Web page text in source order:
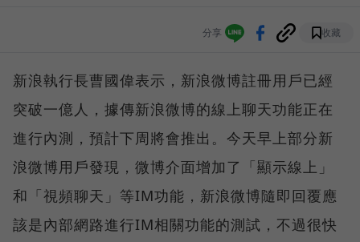
分享 收藏
新浪執行長曹國偉表示，新浪微博註冊用戶已經
突破一億人，據傳新浪微博的線上聊天功能正在
進行內測，預計下周將會推出。今天早上部分新
浪微博用戶發現，微博介面增加了「顯示線上」
和「視頻聊天」等IM功能，新浪微博隨即回覆應
該是內部網路進行IM相關功能的測試，不過很快